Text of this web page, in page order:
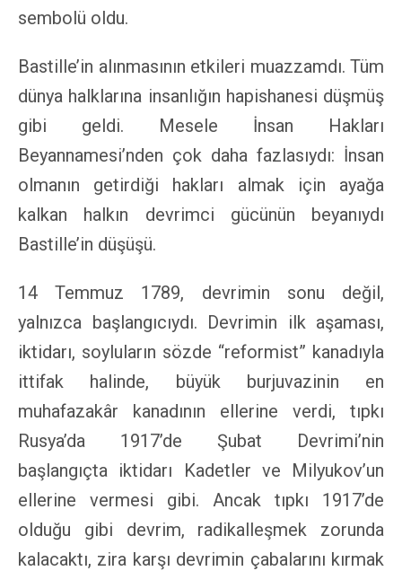
sembolü oldu.
Bastille’in alınmasının etkileri muazzamdı. Tüm
dünya halklarına insanlığın hapishanesi düşmüş
gibi geldi. Mesele İnsan Hakları
Beyannamesi’nden çok daha fazlasıydı: İnsan
olmanın getirdiği hakları almak için ayağa
kalkan halkın devrimci gücünün beyanıydı
Bastille’in düşüşü.
14 Temmuz 1789, devrimin sonu değil,
yalnızca başlangıcıydı. Devrimin ilk aşaması,
iktidarı, soyluların sözde “reformist” kanadıyla
ittifak halinde, büyük burjuvazinin en
muhafazakâr kanadının ellerine verdi, tıpkı
Rusya’da 1917’de Şubat Devrimi’nin
başlangıçta iktidarı Kadetler ve Milyukov’un
ellerine vermesi gibi. Ancak tıpkı 1917’de
olduğu gibi devrim, radikalleşmek zorunda
kalacaktı, zira karşı devrimin çabalarını kırmak